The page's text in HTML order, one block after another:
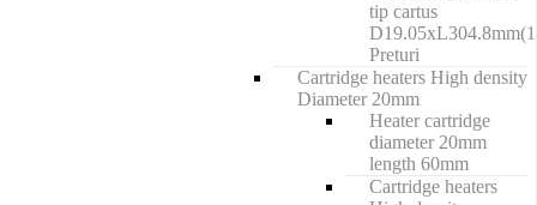
tip cartus
Preturi
Cartridge heaters High density
Diameter 20mm
Heater cartridge
diameter 20mm
length 60mm
Cartridge heaters